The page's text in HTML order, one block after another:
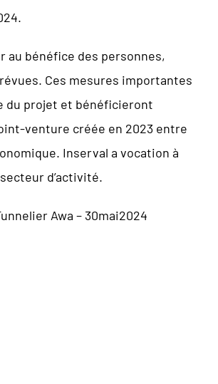
au bénéfice des personnes,
Ces mesures importantes
du projet et bénéficieront
venture créée en 2023 entre
Inserval a vocation à
d’activité.
Awa – 30mai2024